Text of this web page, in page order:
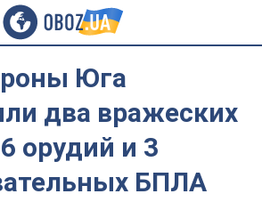
Юга
два вражеских
орудий и 3
БПЛА